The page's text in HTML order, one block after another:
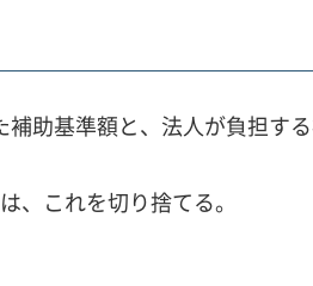
助基準額と、法人が負担す
、これを切り捨てる。